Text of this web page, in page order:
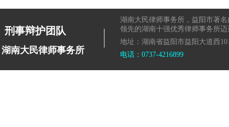
刑事辩护团队
湖南大民律师事务所
|
湖南大民律师事务所，益阳市著
领先的湖南十强优秀律师事务所迈
地址：湖南省益阳市益阳大道西
电话：0737-4216899